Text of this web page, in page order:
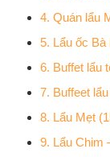
4. Quán lẩu
5. Lẩu ốc
6. Buffet lẩu
7. Buffeet
8. Lẩu Mẹt
9. Lẩu Chim